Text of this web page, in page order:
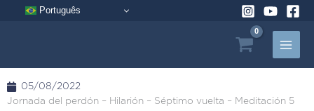
Português
05/08/2022
Jornada del perdón – Hilarión – Séptimo vuelta – Meditación 5